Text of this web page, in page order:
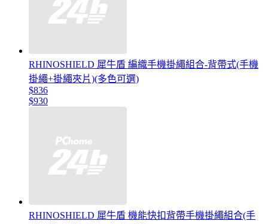
RHINOSHIELD 犀牛盾 編織手機掛繩組合-背帶式(手機
掛繩+掛繩夾片)(多色可選)
$836
$930
RHINOSHIELD 犀牛盾 機能快扣背帶手機掛繩組合(手